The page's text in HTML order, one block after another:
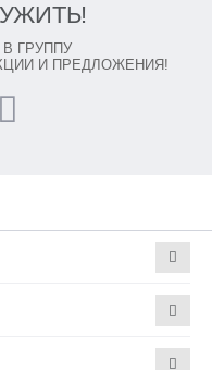
ГРУППУ
И ПРЕДЛОЖЕНИЯ!